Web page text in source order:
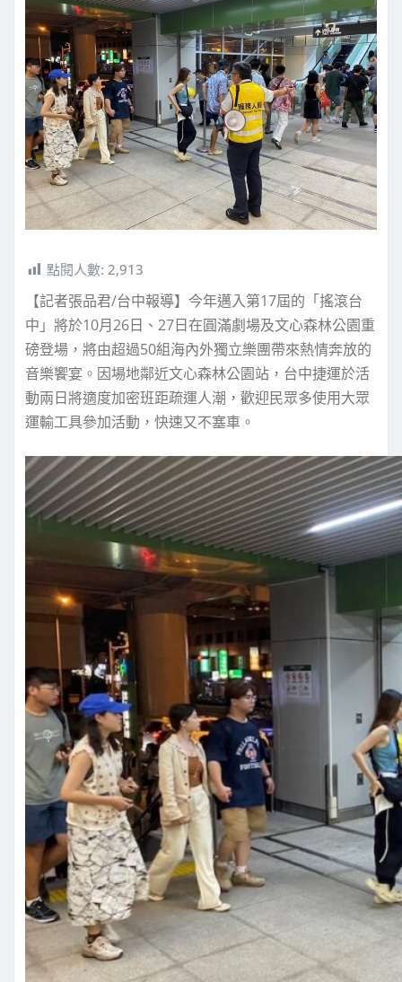
點閱人數: 2,913
【記者張品君/台中報導】今年邁入第17屆的「搖滾台
中」將於10月26日、27日在圓滿劇場及文心森林公園重
磅登場，將由超過50組海內外獨立樂團帶來熱情奔放的
音樂饗宴。因場地鄰近文心森林公園站，台中捷運於活
動兩日將適度加密班距疏運人潮，歡迎民眾多使用大眾
運輸工具參加活動，快速又不塞車。